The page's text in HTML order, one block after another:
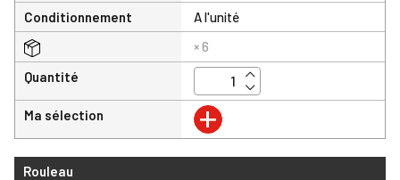
Conditionnement
A l'unité
× 6
Quantité
Ma sélection +
Rouleau